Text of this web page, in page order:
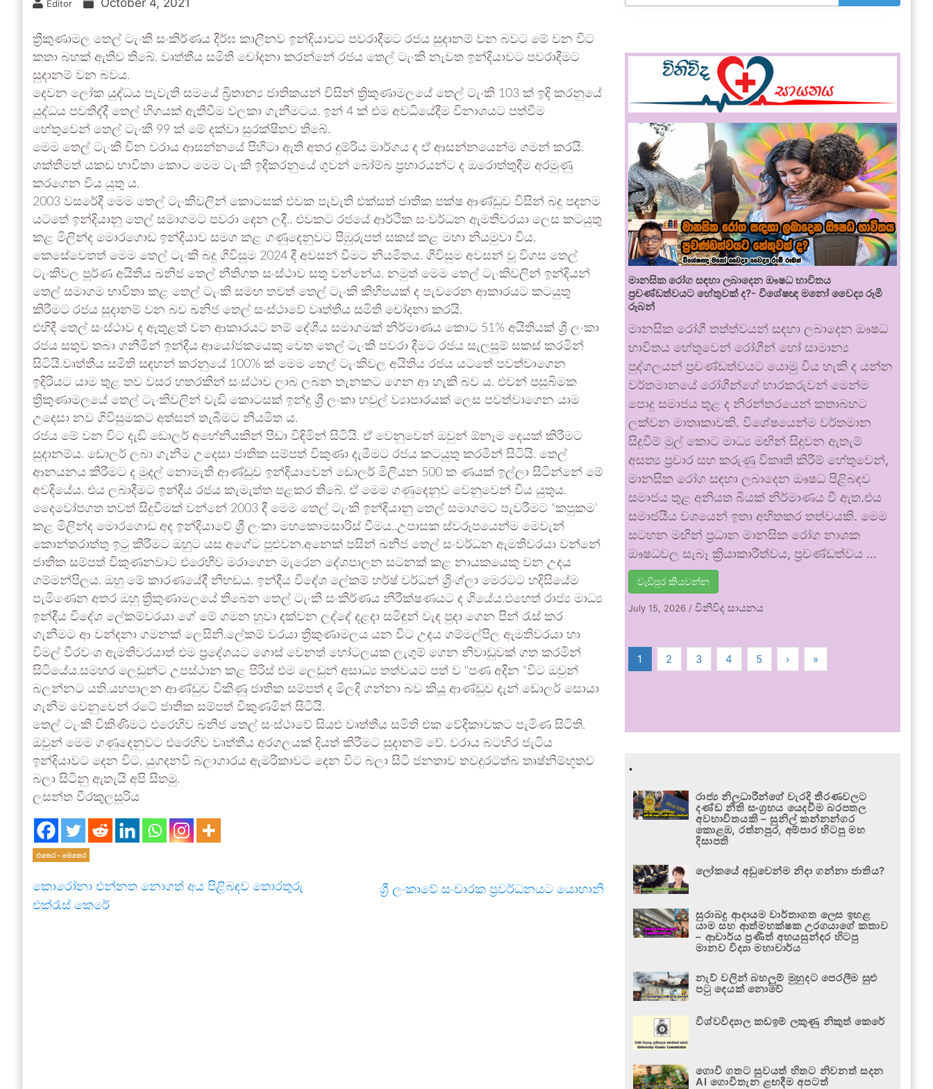
Editor October 4, 2021
ත්‍රීකුණාමල තෙල් ටැංකි සංකිර්ණය දීර්ඝ කාලීනව ඉන්දියාවට පවරාදීමට රජය සුදානම් වන බවට මේ වන විට
කතා බහක් ඇතිව තිබේ. වෘත්තීය සමිති චෝදනා කරන්නේ රජය තෙල් ටැංකි නැවත ඉන්දියාවට පවරාදීමට
සුදානම් වන බවය.
දෙවන ලෝක යුද්ධය පැවැති සමයේ බ්‍රිතාන්‍ය ජාතිකයන් විසින් ත්‍රිකුණාමලයේ තෙල් ටැංකි 103 ක් ඉදි කරනුයේ
යුද්ධය පවතිද්දී තෙල් හිගයක් ඇතිවීම වලකා ගැනීමටය. ඉන් 4 ක් එම අවධියේදීම විනාශයට පත්වීම
හේතුවෙන් තෙල් ටැංකි 99 ක් මේ දක්වා සුරක්ෂිතව තිබේ.
මෙම තෙල් ටැංකි චින වරාය ආසන්නයේ පිහිටා ඇති අතර දුම්රිය මාර්ගය ද ඒ ආසන්නයෙන්ම ගමන් කරයි.
ශක්තිමත් යකඩ භාවිතා කොට මෙම ටැංකි ඉදිකරනුයේ ගුවන් බෝම්බ ප්‍රහාරයන්ට ද ඔරොත්තුදීම අරමුණු
කරගෙන විය යුතු ය.
2003 වසරේදී මෙම තෙල් ටැංකිවලින් කොටසක් එවක පැවැති එක්සත් ජාතික පක්ෂ ආණ්ඩුව විසින් බදු පදනම
යටතේ ඉන්දියානු තෙල් සමාගමට පවරා දෙන ලදී.. එවකට රජයේ ආර්ථික සංවර්ධන ඇමතිවරයා ලෙස කටයුතු
කළ මිලින්ද මොරගොඩ ඉන්දියාව සමග කළ ගණුදෙනුවට පිඹුරුපත් සකස් කළ මහා නියමුවා විය.
කෙසේවෙතත් මෙම තෙල් ටැංකි බදු ගිවිසුම 2024 දී අවසන් වීමට නියමිතය. ගිවිසුම අවසන් වූ විගස තෙල්
ටැංකිවල පූර්ණ අයිතිය ඛනිජ තෙල් නීතිගත සංස්ථාව සතු වන්නේය. නමුත් මෙම තෙල් ටැංකිවලින් ඉන්දියන්
තෙල් සමාගම භාවිතා කළ තෙල් ටැංකි සමඟ තවත් තෙල් ටැංකි කිහිපයක් ද පැවරෙන ආකාරයට කටයුතු
කිරීමට රජය සුදානම් වන බව ඛනිජ තෙල් සංස්ථාවේ වෘත්තීය සමිති චෝදනා කරයි.
එහිදී තෙල් සංස්ථාව ද ඇතුළත් වන ආකාරයට නම් දේශීය සමාගමක් නිර්මාණය කොට 51% අයිතියක් ශ්‍රී ලංකා
රජය සතුව තබා ගනිමින් ඉන්දීය ආයෝජකයෙකු වෙත තෙල් ටැංකි පවරා දීමට රජය සැලසුම් සකස් කරමින්
සිටියි.වෘත්තීය සමිති සඳහන් කරනුයේ 100% ක් මෙම තෙල් ටැංකිවල අයිතිය රජය යටතේ පවත්වාගෙන
ඉදිරියට යාම තුළ තව වසර හතරකින් සංස්ථාව ලාබ ලබන තැනකට ගෙන ආ හැකි බව ය. එවන් පසුබිමක
ත්‍රිකුණාමලයේ තෙල් ටැංකිවලින් වැඩි කොටසක් ඉන්දු ශ්‍රී ලංකා හවුල් ව්‍යාපාරයක් ලෙස පවත්වාගෙන යාම
උදෙසා නව ගිවිසුමකට අත්සන් තැබීමට නියමිත ය.
රජය මේ වන විට දැඩි ඩොලර් අහේනියකින් පීඩා විඳිමින් සිටියි. ඒ වෙනුවෙන් ඔවුන් ඕනෑම දෙයක් කිරීමට
සුදානම්ය. ඩොලර් ලබා ගැනීම උදෙසා ජාතික සම්පත් විකුණා දැමීමට රජය කටයුතු කරමින් සිටියි. තෙල්
ආනයනය කිරීමට ද මුදල් නොමැති ආණ්ඩුව ඉන්දියාවෙන් ඩොලර් මිලියන 500 ක ණයක් ඉල්ලා සිටින්නේ මේ
අවදියේය. එය ලබාදීමට ඉන්දීය රජය කැමැත්ත පළකර තිබේ. ඒ මෙම ගණුදෙනුව වෙනුවෙන් විය යුතුය.
දෛවෝපගත තවත් සිදුවීමක් වන්නේ 2003 දී මෙම තෙල් ටැංකි ඉන්දියානු තෙල් සමාගමට පැවරීමට “කපුකම’
කළ මිලින්ද මොරගොඩ අද ඉන්දියාවේ ශ්‍රී ලංකා මහකොමසාරිස් වීමය..උපාසක ස්වරූපයෙන්ම මෙවැන්
කොන්තරාත්තු ඉටු කිරීමට ඔහුට යස අගේට පුළුවන.අනෙක් පසින් ඛනිජ තෙල් සංවර්ධන ඇමතිවරයා වන්නේ
ජාතික සම්පත් විකුණනවාට එරෙහිව මරාගෙන මැරෙන දේශපාලන සටනක් කළ නායකයෙකු වන උදය
ගම්මන්පිලය. ඔහු මේ කාරණයේදී නිහඩය. ඉන්දීය විදේශ ලේකම් හර්ෂ් වර්ධන් ශ්‍රිංග්ලා මෙරටට හදිසියේම
පැමිණෙන අතර ඔහු ත්‍රිකුණාමලයේ තිබෙන තෙල් ටැංකි සංකිර්ණය නිරීක්ෂණයට ද ගියේය.එහෙත් රාජ්‍ය මාධ්‍ය
ඉන්දීය විදේශ ලේකම්වරයා ගේ මේ ගමන හුවා දක්වන ලද්දේ දළදා සමිඳුන් වැඳ පුදා ගෙන පින් රැස් කර
ගැනීමට ආ වන්දනා ගමනක් ලෙසිනි.ලේකම් වරයා ත්‍රිකුණාමලය යන විට උදය ගම්මල්පිල ඇමතිවරයා හා
විමල් වීරවංශ ඇමතිවරයාත් එම ප්‍රදේශයට ගොස් වෙනත් හෝටලයක ලැගුම් ගෙන නිවාඩුවක් ගත කරමින්
සිටියේය.සමහර ලෙඩුන්ට උපස්ථාන කළ පිරිස් එම ලෙඩුන් අසාධ්‍ය තත්වයට පත් ව “පණ අදින “විට ඔවුන්
බලන්නට යති.යහපාලන ආණ්ඩුව විකිණු ජාතික සම්පත් ද මිලදි ගන්නා බව කියූ ආණ්ඩුව දැන් ඩොලර් සොයා
ගැනීම වෙනුවෙන් රටේ ජාතික සම්පත් විකුණමින් සිටියි.
තෙල් ටැංකි විකිණිමට එරෙහිව ඛනිජ තෙල් සංස්ථාවේ සියළු වෘත්තීය සමිති එක වේදිකාවකට පැමිණ සිටිති.
ඔවුන් මෙම ගණුදෙනුවට එරෙහිව වෘත්තීය අරගලයක් දියත් කිරීමට සුදානම් වේ. වරාය බටහිර ජැටිය
ඉන්දියාවට දෙන විට, යුගදනවි බලාගාරය ඇමරිකාවට දෙන විට බලා සිටි ජනතාව තවදුරටත්බ තෘෂ්නිම්භූතව
බලා සිටිනු ඇතැයි අපි සිතමු.
ලසන්ත වීරකුලසූරිය
එතෙර - මෙතෙර
කොරෝනා එන්නත නොගත් අය පිළිබඳව තොරතුරු
එක්රැස් කෙරේ
ශ්‍රී ලංකාවේ සංචාරක ප්‍රවර්ධනයට යොහානි
මානසික රෝග සඳහා ලබාදෙන ඖෂධ භාවිතය
ප්‍රචණ්ඩත්වයට හේතුවක් ද?- විශේෂඥ මනෝ වෛද්‍ය රූමි
රූබන්
මානසික රෝගී තත්ත්වයන් සඳහා ලබාදෙන ඖෂධ
භාවිතය හේතුවෙන් රෝගීන් හෝ සාමාන්‍ය
පුද්ගලයන් ප්‍රචණ්ඩත්වයට යොමු විය හැකි ද යන්න
වර්තමානයේ රෝගීන්ගේ භාරකරුවන් මෙන්ම
පොදු සමාජය තුළ ද නිරන්තරයෙන් කතාබහට
ලක්වන මාතෘකාවකි. විශේෂයෙන්ම වර්තමාන
සිදුවීම් මුල් කොට මාධ්‍ය මඟින් සිදුවන ඇතැම්
අසත්‍ය ප්‍රචාර සහ කරුණු විකෘති කිරීම් හේතුවෙන්,
මානසික රෝග සඳහා ලබාදෙන ඖෂධ පිළිබඳව
සමාජය තුළ අනියත බියක් නිර්මාණය වී ඇත.එය
සමාජයීය වශයෙන් ඉතා අහිතකර තත්වයකි. මෙම
සටහන මඟින් ප්‍රධාන මානසික රෝග නාශක
ඖෂධවල සැබෑ ක්‍රියාකාරීත්වය, ප්‍රචණ්ඩත්වය …
වැඩිපුර කියවන්න
July 15, 2026 /විනිවිද සායනය
1 2 3 4 5 › »
.
රාජ්‍ය නිලධාරීන්ගේ වැරදි තීරණවලට
දණ්ඩ නීති සංග්‍රහය යෙදවීම බරපතල
අවභාවිතයකි – සුනිල් කන්නන්ගර
කොළඹ, රත්නපුර, අම්පාර හිටපු මහ
දිසාපති
ලෝකයේ අඩුවෙන්ම නිදා ගන්නා ජාතිය?
සුරාබදු ආදායම වාර්තාගත ලෙස ඉහළ
යාම සහ ආත්මභක්ෂක උරගයාගේ කතාව
– ආචාර්ය ප්‍රණීත් අභයසුන්දර හිටපු
මානව විද්‍යා මහාචාර්ය
නැව් වලින් බහලුම් මුහුදට පෙරලීම සුළු
පටු දෙයක් නොවේ
විශ්වවිද්‍යාල කඩඉම් ලකුණු නිකුත් කෙරේ
ගොවි ගතට සුවයත් හිතට නිවනත් සදන
AI ගොවිතැන ළඟදීම අපටත්